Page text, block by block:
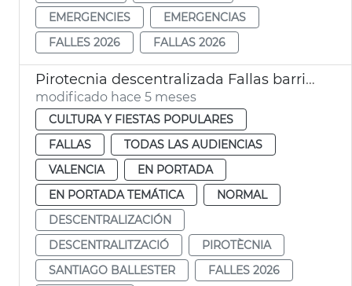
EMERGENCIES
EMERGENCIAS
FALLES 2026
FALLAS 2026
Pirotecnia descentralizada Fallas barrios y pedanías València
modificado hace 5 meses
CULTURA Y FIESTAS POPULARES
FALLAS
TODAS LAS AUDIENCIAS
VALENCIA
EN PORTADA
EN PORTADA TEMÁTICA
NORMAL
DESCENTRALIZACIÓN
DESCENTRALITZACIÓ
PIROTÈCNIA
SANTIAGO BALLESTER
FALLES 2026